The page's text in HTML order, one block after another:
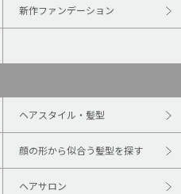
新作ファンデーション
ヘアスタイル・髪型
顔の形から似合う髪型を探す
ヘアサロン